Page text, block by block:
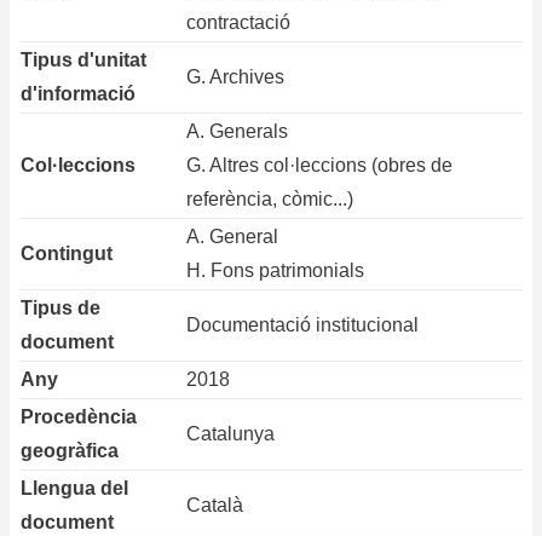
contractació
Tipus d'unitat
d'informació
G. Archives
Col·leccions
A. Generals
G. Altres col·leccions (obres de
referència, còmic...)
Contingut
A. General
H. Fons patrimonials
Tipus de
document
Documentació institucional
Any
2018
Procedència
geogràfica
Catalunya
Llengua del
document
Català